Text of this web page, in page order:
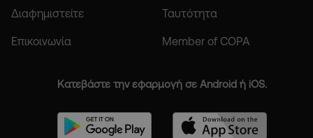
Διαφημιστείτε Ταυτότητα
Επικοινωνία Member of COPA
Κατεβάστε την εφαρμογή σε Android ή iOS.